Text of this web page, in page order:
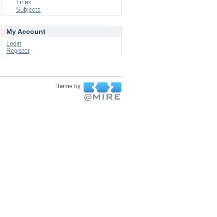
Titles
Subjects
My Account
Login
Register
Theme by